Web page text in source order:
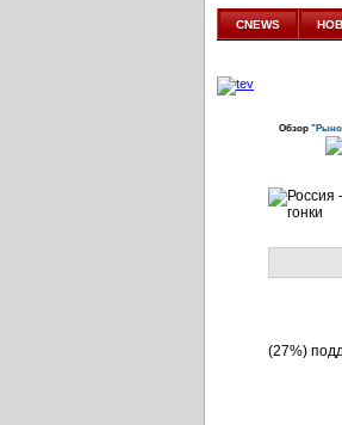
аналитике
CNEWS
Обзор
(27%)